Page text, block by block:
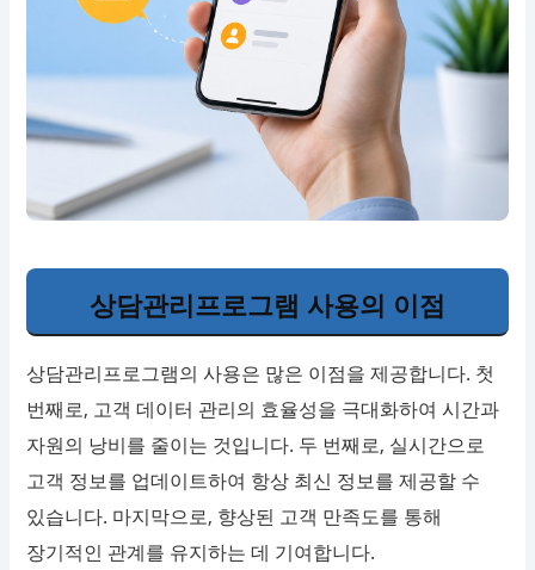
상담관리프로그램 사용의 이점
상담관리프로그램의 사용은 많은 이점을 제공합니다. 첫
번째로, 고객 데이터 관리의 효율성을 극대화하여 시간과
자원의 낭비를 줄이는 것입니다. 두 번째로, 실시간으로
고객 정보를 업데이트하여 항상 최신 정보를 제공할 수
있습니다. 마지막으로, 향상된 고객 만족도를 통해
장기적인 관계를 유지하는 데 기여합니다.